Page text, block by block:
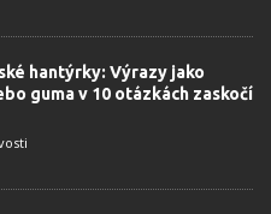
hantýrky: Výrazy jako
guma v 10 otázkách zaskočí